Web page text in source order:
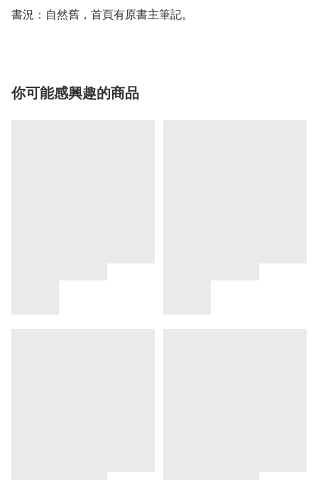
書況：自然舊，首頁有原書主筆記。
你可能感興趣的商品